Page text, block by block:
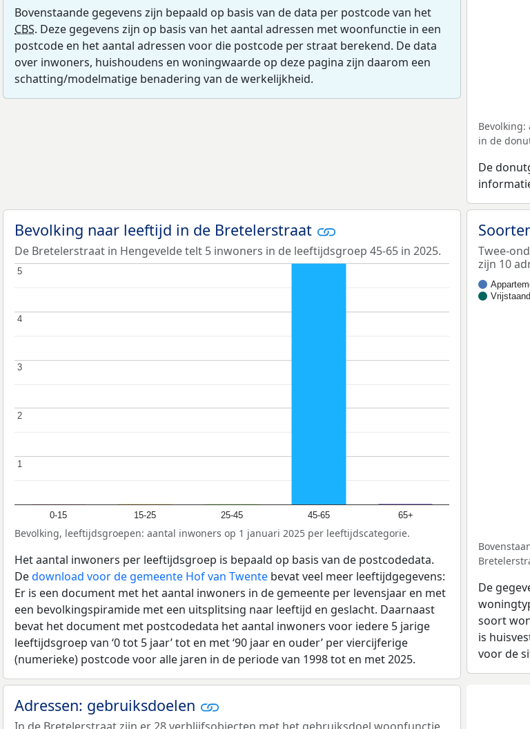
Bovenstaande gegevens zijn bepaald op basis van de data per postcode van het
CBS. Deze gegevens zijn op basis van het aantal adressen met woonfunctie in een
postcode en het aantal adressen voor die postcode per straat berekend. De data
over inwoners, huishoudens en woningwaarde op deze pagina zijn daarom een
schatting/modelmatige benadering van de werkelijkheid.
in de
De
Bevolking naar leeftijd in de Bretelerstraat
De Bretelerstraat in Hengevelde telt 5 inwoners in de leeftijdsgroep 45-65 in 2025.
0-15 15-25 25-45 45-65 65+
11
2
2
3
3
4
4
5
5
Bevolking, leeftijdsgroepen: aantal inwoners op 1 januari 2025 per leeftijdscategorie.
Het aantal inwoners per leeftijdsgroep is bepaald op basis van de postcodedata.
Dedownload voor de gemeente Hof van Twente bevat veel meer leeftijdgegevens:
Er is een document met het aantal inwoners in de gemeente per levensjaar en met
een bevolkingspiramide met een uitsplitsing naar leeftijd en geslacht. Daarnaast
bevat het document met postcodedata het aantal inwoners voor iedere 5 jarige
leeftijdsgroep van ‘0 tot 5 jaar’ tot en met ‘90 jaar en ouder’ per viercijferige
(numerieke) postcode voor alle jaren in de periode van 1998 tot en met 2025.
Twee-
zijn 10
De
soort
is
voor de
Adressen: gebruiksdoelen